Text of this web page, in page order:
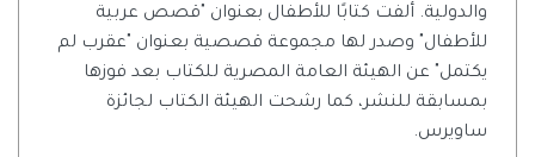
والدولية. ألفت كتابًا للأطفال بعنوان "قصص عربية
للأطفال" وصدر لها مجموعة قصصية بعنوان "عقرب لم
يكتمل" عن الهيئة العامة المصرية للكتاب بعد فوزها
بمسابقة للنشر، كما رشحت الهيئة الكتاب لجائزة
ساويرس.